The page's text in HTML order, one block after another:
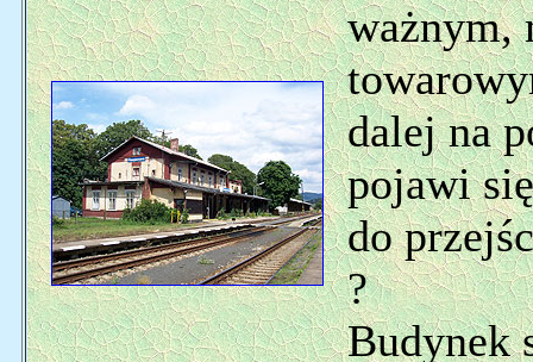
ważnym,
dalej na
pojawi
do
?
Budynek